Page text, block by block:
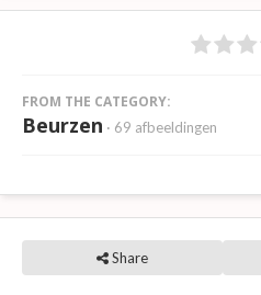
FROM THE CATEGORY:
Beurzen · 69 afbeeldingen
Share